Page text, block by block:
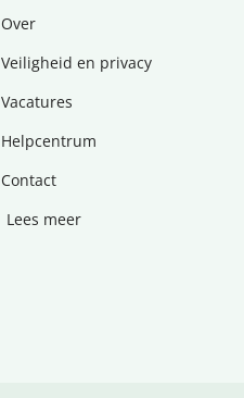
Over
Veiligheid en privacy
Vacatures
Helpcentrum
Contact
Lees meer